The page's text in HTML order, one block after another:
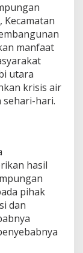
manfaat
utara
krisis air
sehari-hari.
hasil
pihak
dan